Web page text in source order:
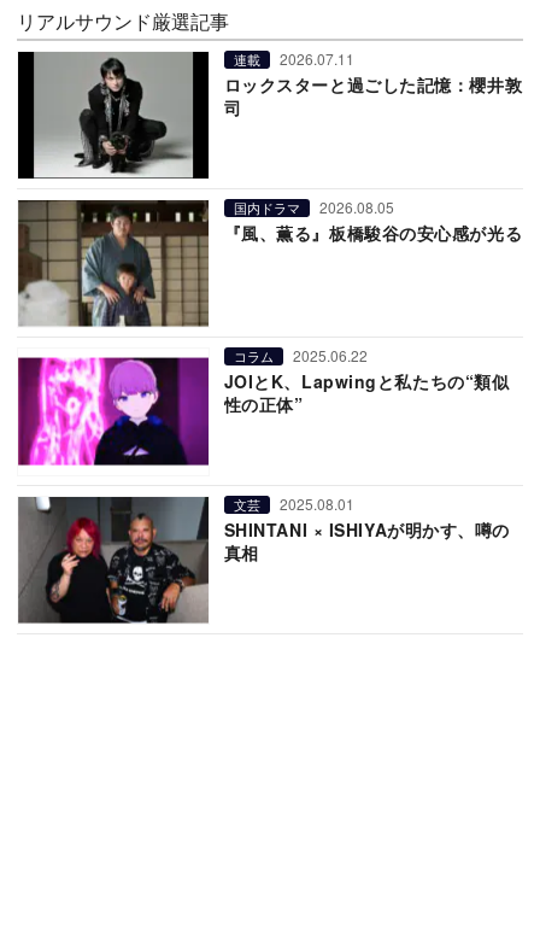
リアルサウンド厳選記事
連載 2026.07.11
ロックスターと過ごした記憶：櫻井敦
司
国内ドラマ 2026.08.05
『風、薫る』板橋駿谷の安心感が光る
コラム 2025.06.22
JOIとK、Lapwingと私たちの“類似
性の正体”
文芸 2025.08.01
SHINTANI × ISHIYAが明かす、噂の
真相